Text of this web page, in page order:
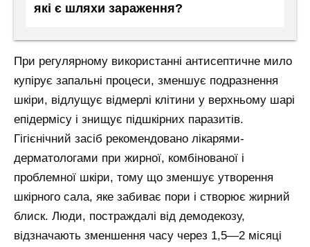
які є шляхи зараження?
При регулярному використанні антисептичне мило
купірує запальні процеси, зменшує подразнення
шкіри, відлущує відмерлі клітини у верхньому шарі
епідермісу і знищує підшкірних паразитів.
Гігієнічний засіб рекомендовано лікарями-
дерматологами при жирної, комбінованої і
проблемної шкіри, тому що зменшує утворення
шкірного сала, яке забиває пори і створює жирний
блиск. Люди, постраждалі від демодекозу,
відзначають зменшення часу через 1,5—2 місяці